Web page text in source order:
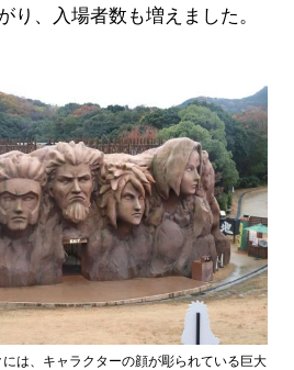
り、入場者数も増えました。
には、キャラクターの顔が彫られている巨大